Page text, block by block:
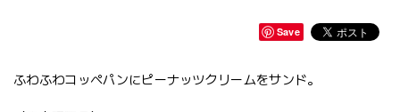
Save
ふわふわコッペパンにピーナッツクリームをサンド。